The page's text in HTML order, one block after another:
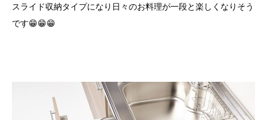
スライド収納タイプになり日々のお料理が一段と楽しくなりそう
です😁😁😁